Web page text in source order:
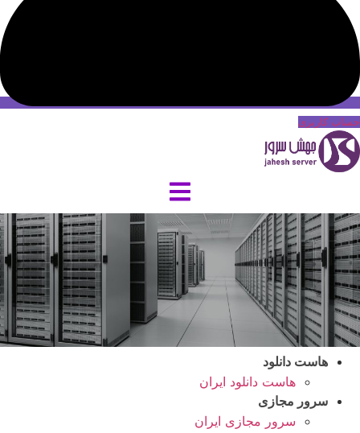
حساب کاربری
هاست دانلود
هاست دانلود ایران
سرور مجازی
سرور مجازی ایران